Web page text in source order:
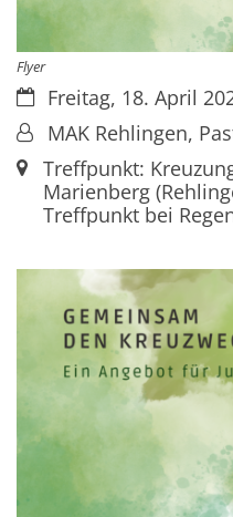
Flyer
Datum:Freitag, 18. April
Von:MAK Rehlingen,
Ort:Treffpunkt:
Marienberg
Treffpunkt bei